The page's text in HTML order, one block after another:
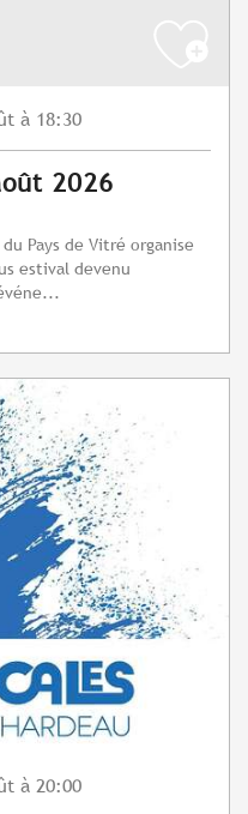
à 18:30
2026
Pays de Vitré organise
estival devenu
à 20:00